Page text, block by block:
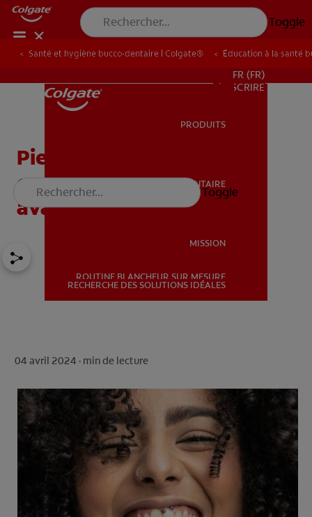
Toggle
SANTÉ BUCCO-DENTAIRE
POUR LES PROFESSIONNELS
FR (FR)
POUR LES PROFESSIONNELS
FR (FR)
S’INSCRIRE
PRODUITS
SANTÉ BUCCO-DENTAIRE
MISSION
ROUTINE BLANCHEUR SUR MESURE
RECHERCHE DES SOLUTIONS IDÉALES
Toggle
Santé et hygiène bucco-dentaire | Colgate® Éducation à la santé
Piercings à la bouche : ce
que vous devez savoir
avant de vous lancer
04 avril 2024 · min de lecture